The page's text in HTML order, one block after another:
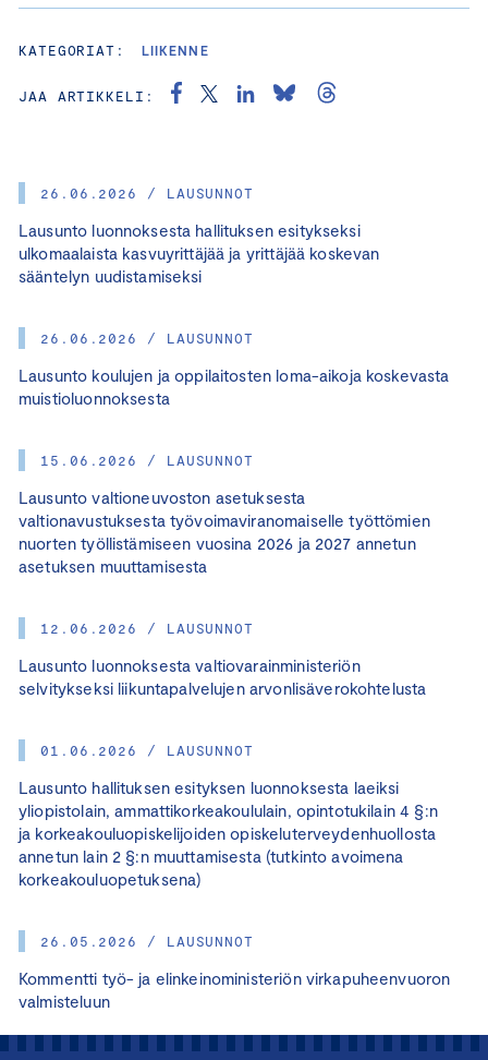
26.06.2026 / LAUSUNNOT
Lausunto luonnoksesta hallituksen esitykseksi
ulkomaalaista kasvuyrittäjää ja yrittäjää koskevan
sääntelyn uudistamiseksi
26.06.2026 / LAUSUNNOT
Lausunto koulujen ja oppilaitosten loma-aikoja koskevasta
muistioluonnoksesta
15.06.2026 / LAUSUNNOT
Lausunto valtioneuvoston asetuksesta
valtionavustuksesta työvoimaviranomaiselle työttömien
nuorten työllistämiseen vuosina 2026 ja 2027 annetun
asetuksen muuttamisesta
12.06.2026 / LAUSUNNOT
Lausunto luonnoksesta valtiovarainministeriön
selvitykseksi liikuntapalvelujen arvonlisäverokohtelusta
01.06.2026 / LAUSUNNOT
Lausunto hallituksen esityksen luonnoksesta laeiksi
yliopistolain, ammattikorkeakoululain, opintotukilain 4 §:n
ja korkeakouluopiskelijoiden opiskeluterveydenhuollosta
annetun lain 2 §:n muuttamisesta (tutkinto avoimena
korkeakouluopetuksena)
26.05.2026 / LAUSUNNOT
Kommentti työ- ja elinkeinoministeriön virkapuheenvuoron
valmisteluun
KATEGORIAT: LIIKENNE
JAA ARTIKKELI: